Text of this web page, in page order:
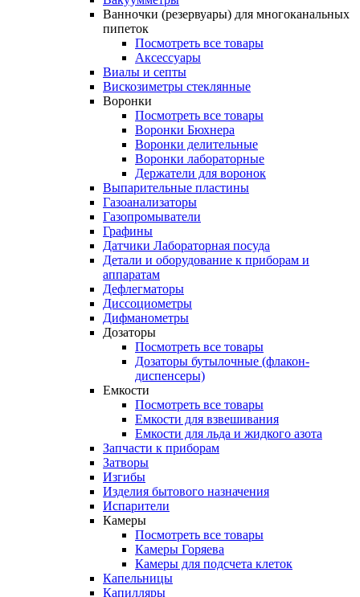
Ванночки (резервуары) для многоканальных
пипеток
Посмотреть все товары
Аксессуары
Виалы и септы
Вискозиметры стеклянные
Воронки
Посмотреть все товары
Воронки Бюхнера
Воронки делительные
Воронки лабораторные
Держатели для воронок
Выпарительные пластины
Газоанализаторы
Газопромыватели
Графины
Датчики Лабораторная посуда
Детали и оборудование к приборам и
аппаратам
Дефлегматоры
Диссоциометры
Дифманометры
Дозаторы
Посмотреть все товары
Дозаторы бутылочные (флакон-
диспенсеры)
Емкости
Посмотреть все товары
Емкости для взвешивания
Емкости для льда и жидкого азота
Запчасти к приборам
Затворы
Изгибы
Изделия бытового назначения
Испарители
Камеры
Посмотреть все товары
Камеры Горяева
Камеры для подсчета клеток
Капельницы
Капилляры